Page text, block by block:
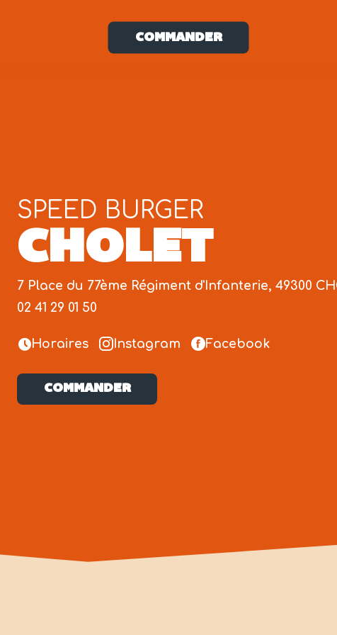
COMMANDER
CHOLET
SPEED BURGER
7 Place du 77ème Régiment d'Infanterie, 49300
02 41 29 01 50
Horaires Instagram Facebook
COMMANDER